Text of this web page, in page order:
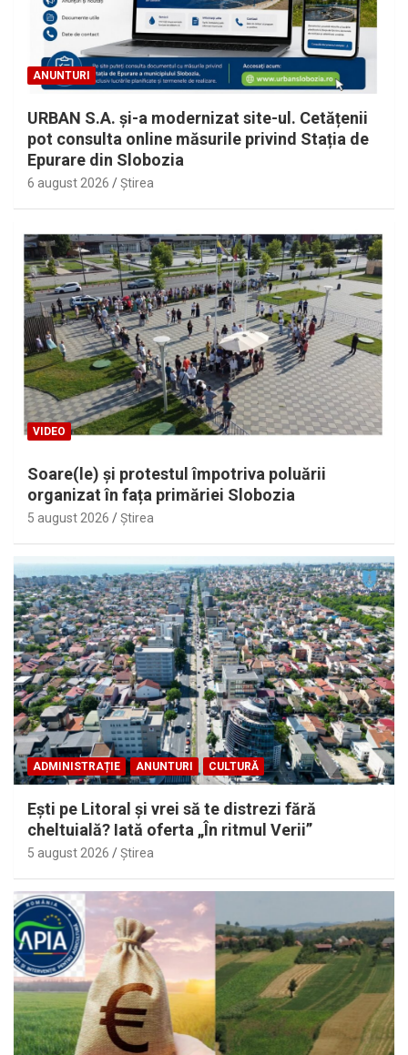
ANUNTURI
URBAN S.A. și-a modernizat site-ul. Cetățenii
pot consulta online măsurile privind Stația de
Epurare din Slobozia
6 august 2026 Ştirea
VIDEO
Soare(le) și protestul împotriva poluării
organizat în fața primăriei Slobozia
5 august 2026 Ştirea
ADMINISTRAȚIE ANUNTURI CULTURĂ
Eşti pe Litoral şi vrei să te distrezi fără
cheltuială? Iată oferta „În ritmul Verii”
5 august 2026 Ştirea